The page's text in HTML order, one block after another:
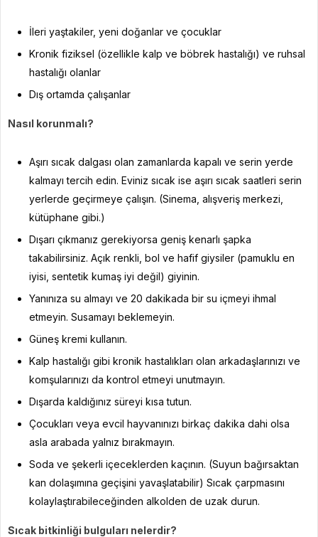
İleri yaştakiler, yeni doğanlar ve çocuklar
Kronik fiziksel (özellikle kalp ve böbrek hastalığı) ve ruhsal
hastalığı olanlar
Dış ortamda çalışanlar
Nasıl korunmalı?
Aşırı sıcak dalgası olan zamanlarda kapalı ve serin yerde
kalmayı tercih edin. Eviniz sıcak ise aşırı sıcak saatleri serin
yerlerde geçirmeye çalışın. (Sinema, alışveriş merkezi,
kütüphane gibi.)
Dışarı çıkmanız gerekiyorsa geniş kenarlı şapka
takabilirsiniz. Açık renkli, bol ve hafif giysiler (pamuklu en
iyisi, sentetik kumaş iyi değil) giyinin.
Yanınıza su almayı ve 20 dakikada bir su içmeyi ihmal
etmeyin. Susamayı beklemeyin.
Güneş kremi kullanın.
Kalp hastalığı gibi kronik hastalıkları olan arkadaşlarınızı ve
komşularınızı da kontrol etmeyi unutmayın.
Dışarda kaldığınız süreyi kısa tutun.
Çocukları veya evcil hayvanınızı birkaç dakika dahi olsa
asla arabada yalnız bırakmayın.
Soda ve şekerli içeceklerden kaçının. (Suyun bağırsaktan
kan dolaşımına geçişini yavaşlatabilir) Sıcak çarpmasını
kolaylaştırabileceğinden alkolden de uzak durun.
Sıcak bitkinliği bulguları nelerdir?